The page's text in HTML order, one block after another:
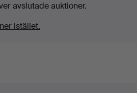
avslutade auktioner.
istället.